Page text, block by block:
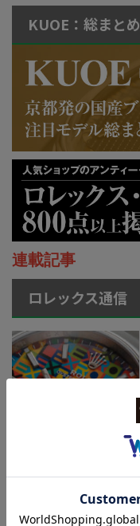
KUOE：総まとめ
連載記事
ロレックス通信